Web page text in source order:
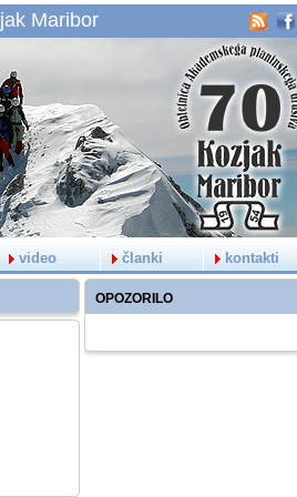
Maribor
video članki kontakti
OPOZORILO